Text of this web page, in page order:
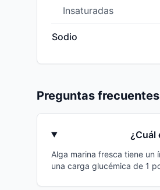
Insaturadas
Sodio
Preguntas frecuentes
¿Cuál
Alga marina fresca tiene un
una carga glucémica de 1